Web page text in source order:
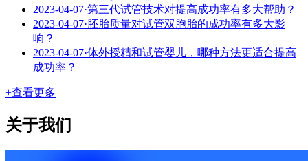
2023-04-07·第三代试管技术对提高成功率有多大帮助？
2023-04-07·胚胎质量对试管双胞胎的成功率有多大影
响？
2023-04-07·体外授精和试管婴儿，哪种方法更适合提高
成功率？
+查看更多
关于我们